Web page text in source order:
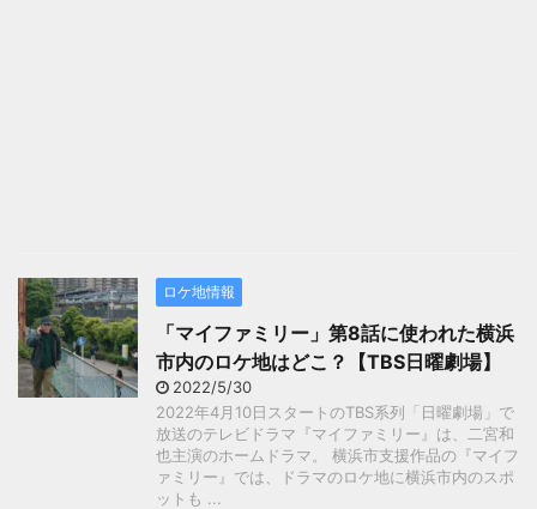
ロケ地情報
「マイファミリー」第8話に使われた横浜
市内のロケ地はどこ？【TBS日曜劇場】
2022/5/30
2022年4月10日スタートのTBS系列「日曜劇場」で
放送のテレビドラマ『マイファミリー』は、二宮和
也主演のホームドラマ。 横浜市支援作品の『マイフ
ァミリー』では、ドラマのロケ地に横浜市内のスポ
ットも ...